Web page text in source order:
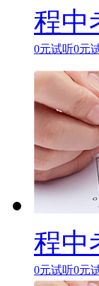
程中
0元试听0元
程中
0元试听0元